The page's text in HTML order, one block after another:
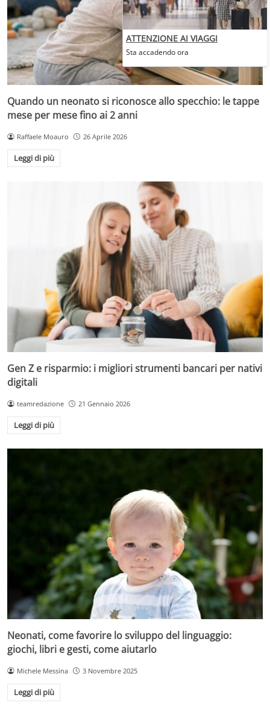
Quando un neonato si riconosce allo specchio: le tappe
mese per mese fino ai 2 anni
Raffaele Moauro 26 Aprile 2026
Leggi di più
Gen Z e risparmio: i migliori strumenti bancari per nativi
digitali
teamredazione 21 Gennaio 2026
Leggi di più
Neonati, come favorire lo sviluppo del linguaggio:
giochi, libri e gesti, come aiutarlo
Michele Messina 3 Novembre 2025
Leggi di più
ATTENZIONE AI VIAGGI
Sta accadendo ora